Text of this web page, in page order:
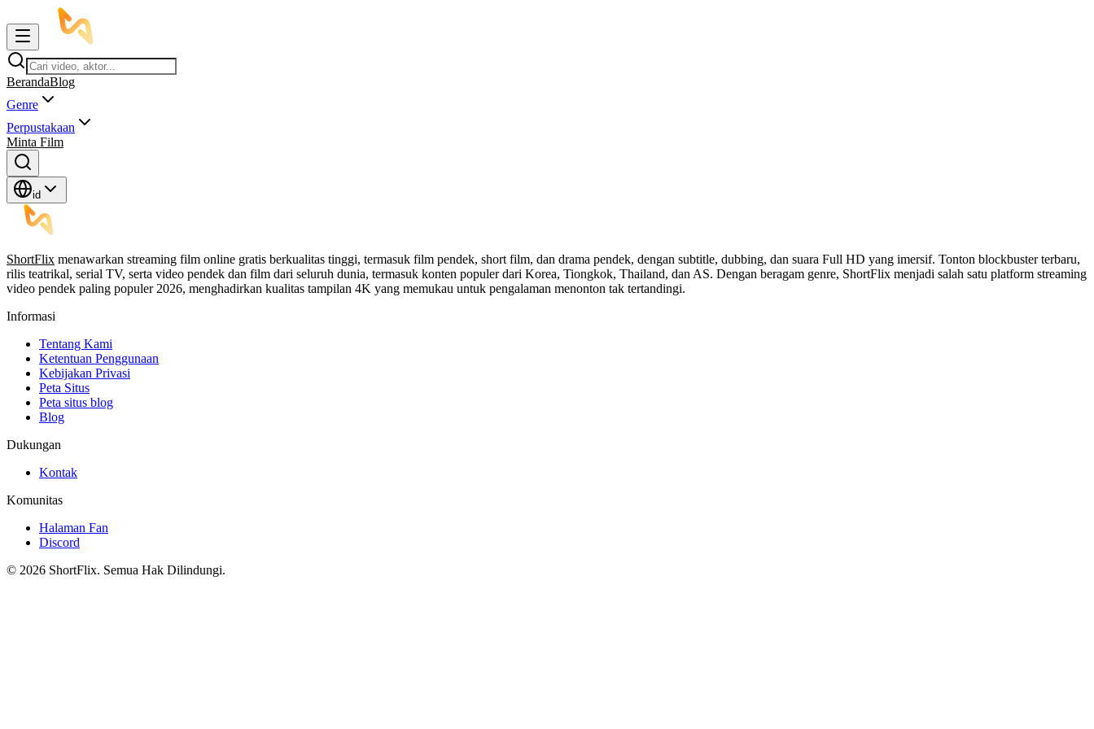
BerandaBlog
Genre
Perpustakaan
Minta Film
id
ShortFlix menawarkan streaming film online gratis berkualitas tinggi, termasuk film pendek, short film, dan drama pendek, dengan subtitle, dubbing, dan suara Full HD yang imersif. Tonton blockbuster terbaru,
rilis teatrikal, serial TV, serta video pendek dan film dari seluruh dunia, termasuk konten populer dari Korea, Tiongkok, Thailand, dan AS. Dengan beragam genre, ShortFlix menjadi salah satu platform streaming
video pendek paling populer 2026, menghadirkan kualitas tampilan 4K yang memukau untuk pengalaman menonton tak tertandingi.
Informasi
Tentang Kami
Ketentuan Penggunaan
Kebijakan Privasi
Peta Situs
Peta situs blog
Blog
Dukungan
Kontak
Komunitas
Halaman Fan
Discord
© 2026 ShortFlix. Semua Hak Dilindungi.